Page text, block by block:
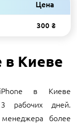
Цена
300 ₴
в Киеве
в Киеве
рабочих дней.
более